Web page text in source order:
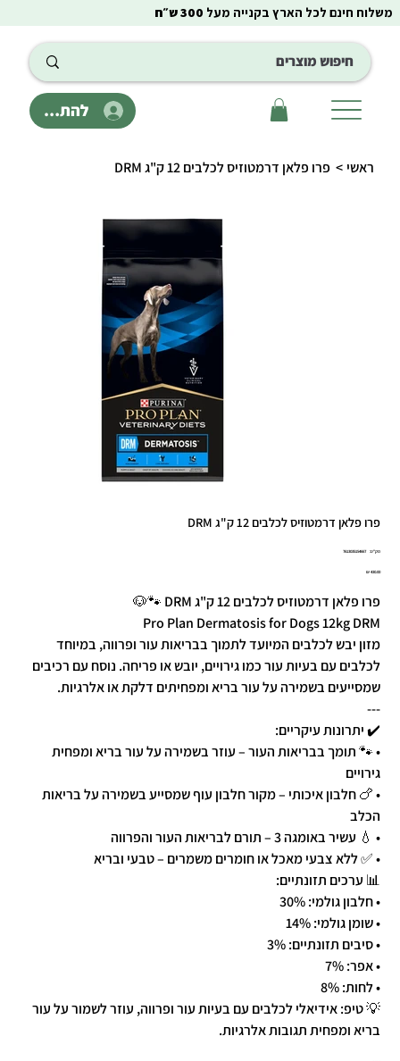
להתחבר
משלוח חינם לכל הארץ בקנייה מעל 300 ש״ח
ראשי > פרו פלאן דרמטוזיס לכלבים 12 ק"ג DRM
פרו פלאן דרמטוזיס לכלבים 12 ק"ג DRM
מק"ט:
מק"ט
7613035154667
מחיר‏430.00 ‏₪
פרו פלאן דרמטוזיס לכלבים 12 ק"ג DRM 🐾🐶
Pro Plan Dermatosis for Dogs 12kg DRM
מזון יבש לכלבים המיועד לתמוך בבריאות עור ופרווה, במיוחד
לכלבים עם בעיות עור כמו גירויים, יובש או פריחה. נוסח עם רכיבים
שמסייעים בשמירה על עור בריא ומפחיתים דלקת או אלרגיות.
---
✔️ יתרונות עיקריים:
• 🐾 תומך בבריאות העור – עוזר בשמירה על עור בריא ומפחית
גירויים
• 🍗 חלבון איכותי – מקור חלבון עוף שמסייע בשמירה על בריאות
הכלב
• 💧 עשיר באומגה 3 – תורם לבריאות העור והפרווה
• ✅ ללא צבעי מאכל או חומרים משמרים – טבעי ובריא
📊 ערכים תזונתיים:
• חלבון גולמי: 30%
• שומן גולמי: 14%
• סיבים תזונתיים: 3%
• אפר: 7%
• לחות: 8%
💡 טיפ: אידיאלי לכלבים עם בעיות עור ופרווה, עוזר לשמור על עור
בריא ומפחית תגובות אלרגיות.